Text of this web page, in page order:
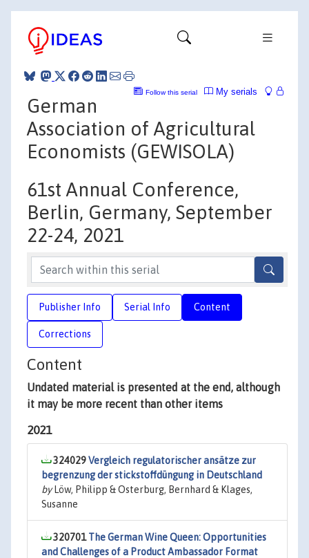
My serials
Follow this serial
German
Association of Agricultural
Economists (GEWISOLA)
61st Annual Conference,
Berlin, Germany, September
22-24, 2021
Publisher Info Serial Info Content
Corrections
Content
Undated material is presented at the end, although
it may be more recent than other items
2021
324029Vergleich regulatorischer ansätze zur
begrenzung der stickstoffdüngung in Deutschland
byLöw, Philipp & Osterburg, Bernhard & Klages,
Susanne
320701The German Wine Queen: Opportunities
and Challenges of a Product Ambassador Format